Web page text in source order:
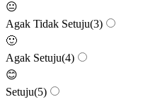
😐
Agak Tidak Setuju(3)
🙂
Agak Setuju(4)
😊
Setuju(5)